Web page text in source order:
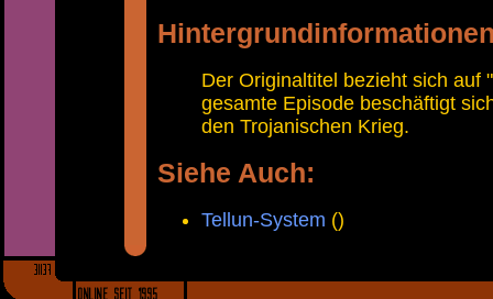
Der Originaltitel bezieht sich auf
gesamte Episode beschäftigt
den Trojanischen Krieg.
Siehe Auch:
Tellun-System ()